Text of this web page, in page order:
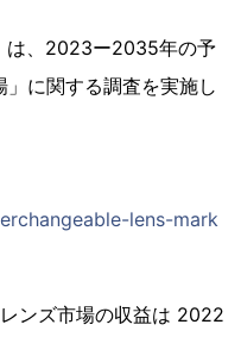
は、2023ー2035年の予
に関する調査を実施し
lens-mark
ンズ市場の収益は 2022